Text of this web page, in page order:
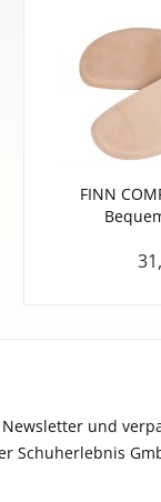
FINN
und
Schuherlebnis